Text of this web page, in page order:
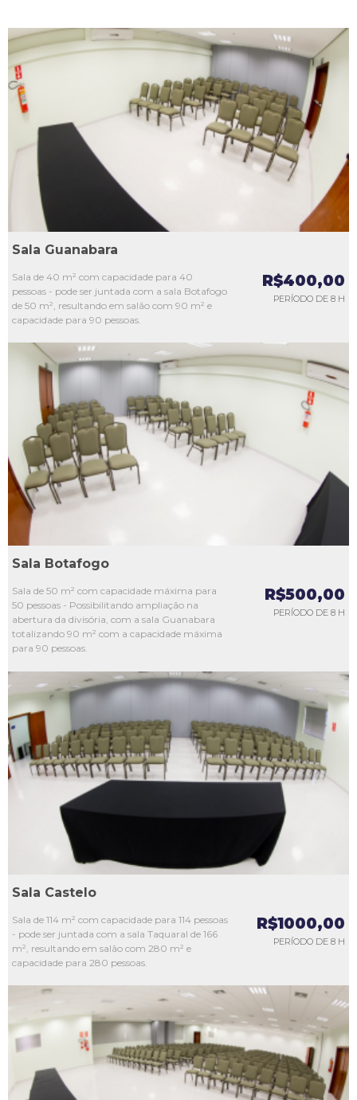
L4
L5
Sala Guanabara
Sala de 40 m² com capacidade para 40
pessoas - pode ser juntada com a sala Botafogo
de 50 m², resultando em salão com 90 m² e
capacidade para 90 pessoas.
R$400,00
PERÍODO DE 8 H
L1
L2
L3
L4
Sala Botafogo
Sala de 50 m² com capacidade máxima para
50 pessoas - Possibilitando ampliação na
abertura da divisória, com a sala Guanabara
totalizando 90 m² com a capacidade máxima
para 90 pessoas.
R$500,00
PERÍODO DE 8 H
L2
L3
L4
Sala Castelo
Sala de 114 m² com capacidade para 114 pessoas
- pode ser juntada com a sala Taquaral de 166
m², resultando em salão com 280 m² e
capacidade para 280 pessoas.
R$1000,00
PERÍODO DE 8 H
L3
L4